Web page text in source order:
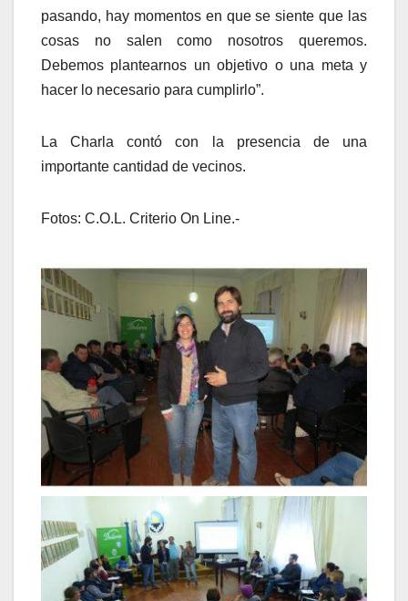
pasando, hay momentos en que se siente que las
cosas no salen como nosotros queremos.
Debemos plantearnos un objetivo o una meta y
hacer lo necesario para cumplirlo”.
La Charla contó con la presencia de una
importante cantidad de vecinos.
Fotos: C.O.L. Criterio On Line.-